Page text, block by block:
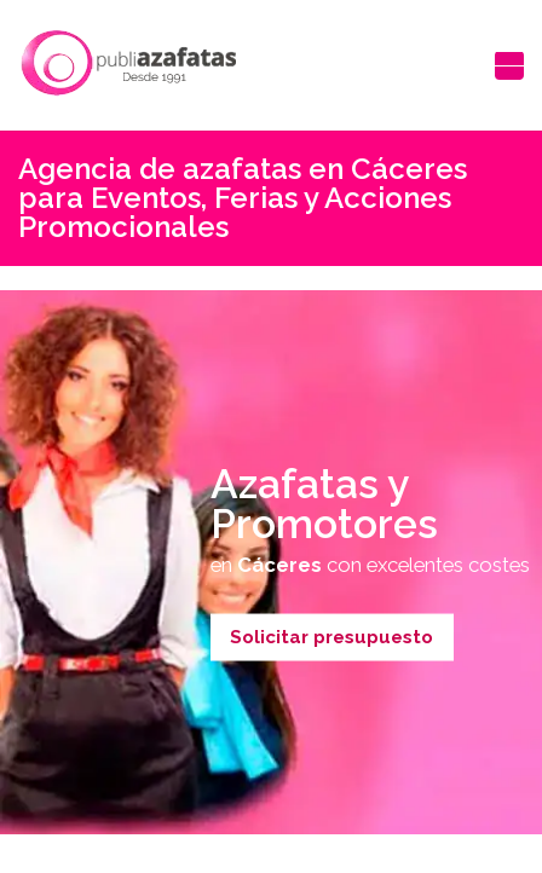
Agencia de azafatas en Cáceres
para Eventos, Ferias y Acciones
Promocionales
Azafatas y
Promotores
enCáceres con excelentes costes
Solicitar presupuesto